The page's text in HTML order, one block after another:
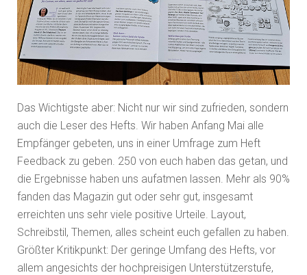
Das Wichtigste aber: Nicht nur wir sind zufrieden, sondern
auch die Leser des Hefts. Wir haben Anfang Mai alle
Empfänger gebeten, uns in einer Umfrage zum Heft
Feedback zu geben. 250 von euch haben das getan, und
die Ergebnisse haben uns aufatmen lassen. Mehr als 90%
fanden das Magazin gut oder sehr gut, insgesamt
erreichten uns sehr viele positive Urteile. Layout,
Schreibstil, Themen, alles scheint euch gefallen zu haben.
Größter Kritikpunkt: Der geringe Umfang des Hefts, vor
allem angesichts der hochpreisigen Unterstützerstufe,